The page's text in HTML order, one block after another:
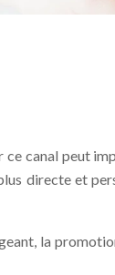
canal peut
directe et
la